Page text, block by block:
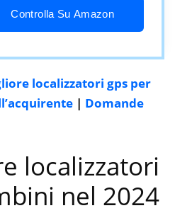
Controlla Su Amazon
localizzatori gps per
| Domande
localizzatori
nel 2024